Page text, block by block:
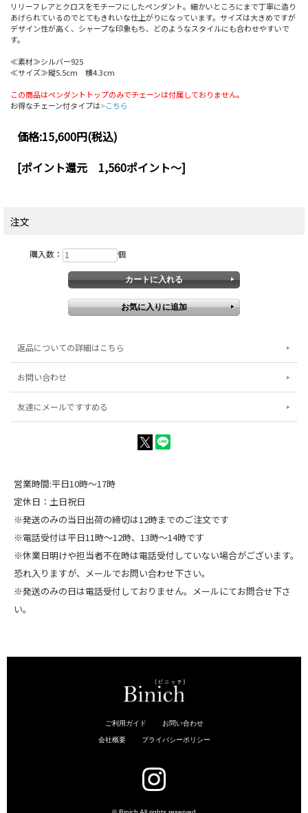
リリーフレアとクロスをモチーフにしたペンダント。細かいところにまで丁寧に造り
あげられているのでとてもきれいな仕上がりになっています。サイズは大きめですが
デザイン性が高く、シャープな印象もち、どのようなスタイルにも合わせやすいで
す。
≪素材≫シルバー925
≪サイズ≫縦5.5cm 横4.3cm
この商品はペンダントトップのみでチェーンは付属しておりません。
お得なチェーン付タイプは>こちら
価格:15,600円(税込)
[ポイント還元 1,560ポイント～]
注文
購入数： 個
返品についての詳細はこちら
お問い合わせ
友達にメールですすめる
営業時間:平日10時～17時
定休日：土日祝日
※発送のみの当日出荷の締切は12時までのご注文です
※電話受付は平日11時～12時、13時～14時です
※休業日明けや担当者不在時は電話受付していない場合がございます。
恐れ入りますが、メールでお問い合わせ下さい。
※発送のみの日は電話受付しておりません。メールにてお問合せ下さ
い。